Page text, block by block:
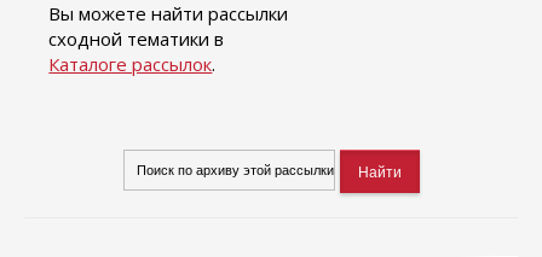
Вы можете найти рассылки
сходной тематики в
Каталоге рассылок.